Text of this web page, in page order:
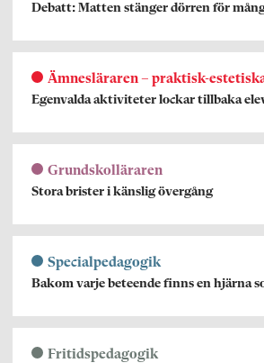
Debatt: Matten stänger dörren för
Ämnesläraren – praktisk-
Egenvalda aktiviteter lockar tillbaka
Grundskolläraren
Stora brister i känslig övergång
Specialpedagogik
Bakom varje beteende finns en hjärna
Fritidspedagogik